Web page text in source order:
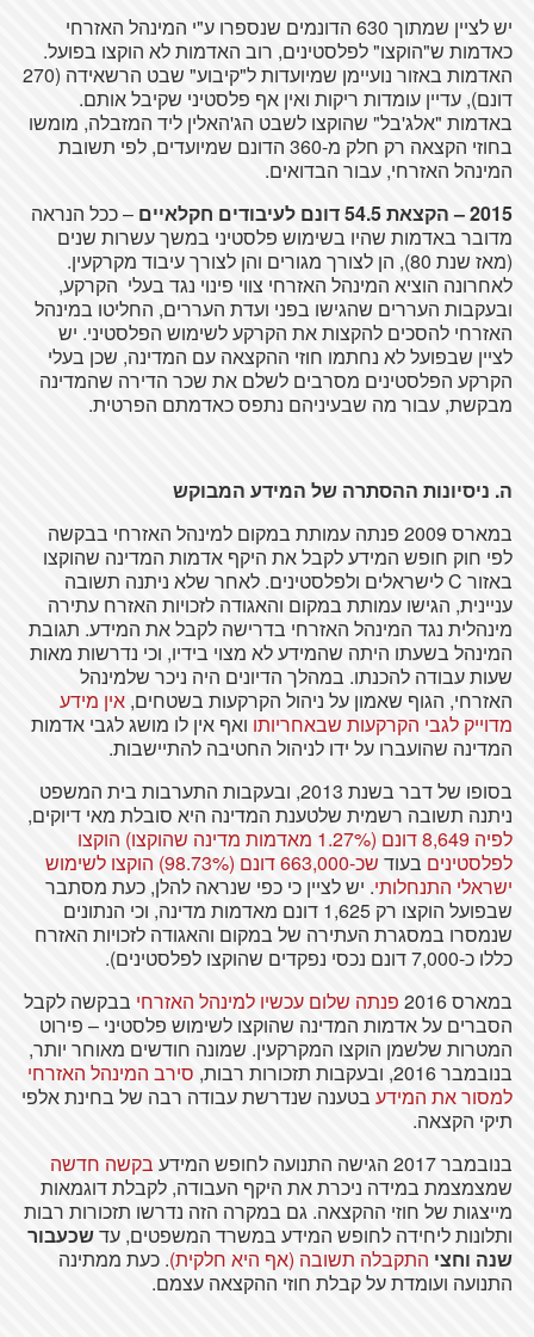
יש לציין שמתוך 630 הדונמים שנספרו ע"י המינהל האזרחי
כאדמות ש"הוקצו" לפלסטינים, רוב האדמות לא הוקצו בפועל.
האדמות באזור נועיימן שמיועדות ל"קיבוע" שבט הרשאידה (270
דונם), עדיין עומדות ריקות ואין אף פלסטיני שקיבל אותם.
באדמות "אלג'בל" שהוקצו לשבט הג'האלין ליד המזבלה, מומשו
בחוזי הקצאה רק חלק מ-360 הדונם שמיועדים, לפי תשובת
המינהל האזרחי, עבור הבדואים.
2015 – הקצאת 54.5 דונם לעיבודים חקלאיים
– ככל הנראה
מדובר באדמות שהיו בשימוש פלסטיני במשך עשרות שנים
(מאז שנת 80), הן לצורך מגורים והן לצורך עיבוד מקרקעין.
לאחרונה הוציא המינהל האזרחי צווי פינוי נגד בעלי הקרקע,
ובעקבות העררים שהגישו בפני ועדת העררים, החליטו במינהל
האזרחי להסכים להקצות את הקרקע לשימוש הפלסטיני. יש
לציין שבפועל לא נחתמו חוזי ההקצאה עם המדינה, שכן בעלי
הקרקע הפלסטינים מסרבים לשלם את שכר הדירה שהמדינה
מבקשת, עבור מה שבעיניהם נתפס כאדמתם הפרטית.
ה. ניסיונות ההסתרה של המידע המבוקש
במארס 2009 פנתה עמותת במקום למינהל האזרחי בבקשה
לפי חוק חופש המידע לקבל את היקף אדמות המדינה שהוקצו
באזור C לישראלים ולפלסטינים. לאחר שלא ניתנה תשובה
עניינית, הגישו עמותת במקום והאגודה לזכויות האזרח עתירה
מינהלית נגד המינהל האזרחי בדרישה לקבל את המידע. תגובת
המינהל בשעתו היתה שהמידע לא מצוי בידיו, וכי נדרשות מאות
שעות עבודה להכנתו. במהלך הדיונים היה ניכר שלמינהל
האזרחי, הגוף שאמון על ניהול הקרקעות בשטחים, אין מידע
מדוייק לגבי הקרקעות שבאחריותו ואף אין לו מושג לגבי אדמות
המדינה שהועברו על ידו לניהול החטיבה להתיישבות.
בסופו של דבר בשנת 2013, ובעקבות התערבות בית המשפט
ניתנה תשובה רשמית שלטענת המדינה היא סובלת מאי דיוקים,
לפיה 8,649 דונם (1.27% מאדמות מדינה שהוקצו) הוקצו
לפלסטינים בעוד
שכ-663,000 דונם (98.73%) הוקצו לשימוש
ישראלי התנחלותי. יש לציין כי כפי שנראה להלן, כעת מסתבר
שבפועל הוקצו רק 1,625 דונם מאדמות מדינה, וכי הנתונים
שנמסרו במסגרת העתירה של במקום והאגודה לזכויות האזרח
כללו כ-7,000 דונם נכסי נפקדים שהוקצו לפלסטינים).
במארס 2016
פנתה שלום עכשיו למינהל האזרחי בבקשה לקבל
הסברים על אדמות המדינה שהוקצו לשימוש פלסטיני – פירוט
המטרות שלשמן הוקצו המקרקעין. שמונה חודשים מאוחר יותר,
בנובמבר 2016, ובעקבות תזכורות רבות,
סירב המינהל האזרחי
למסור את המידעבטענה שנדרשת עבודה רבה של בחינת אלפי
תיקי הקצאה.
בנובמבר 2017 הגישה התנועה לחופש המידע
בקשה חדשה
שמצמצמת במידה ניכרת את היקף העבודה, לקבלת דוגמאות
מייצגות של חוזי ההקצאה. גם במקרה הזה נדרשו תזכורות רבות
ותלונות ליחידה לחופש המידע במשרד המשפטים, עדשכעבור
שנה וחצי התקבלה תשובה (אף היא חלקית). כעת ממתינה
התנועה ועומדת על קבלת חוזי ההקצאה עצמם.